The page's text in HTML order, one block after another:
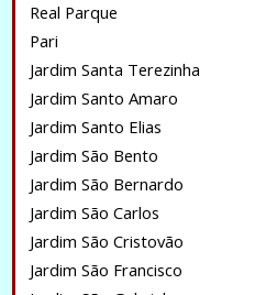
Real Parque
Pari
Jardim Santa Terezinha
Jardim Santo Amaro
Jardim Santo Elias
Jardim São Bento
Jardim São Bernardo
Jardim São Carlos
Jardim São Cristovão
Jardim São Francisco